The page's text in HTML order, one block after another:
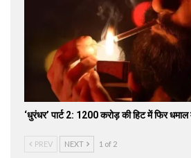
‘धुरंधर’ पार्ट 2: 1200 करोड़ की हिट में फिर धमाल
PREV NEXT 1 of 2